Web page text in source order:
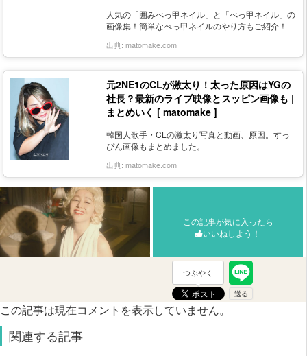
人気の「囲みべっ甲ネイル」と「べっ甲ネイル」の
画像集！簡単なべっ甲ネイルのやり方もご紹介！
出典: matomake.com
元2NE1のCLが激太り！太った原因はYGの
社長？最新のライブ映像とスッピン画像も |
まとめいく [ matomake ]
韓国人歌手・CLの激太り写真と動画、原因。すっ
ぴん画像もまとめました。
出典: matomake.com
この記事が気に入ったら
いいねしよう！
つぶやく
この記事は現在コメントを表示していません。
関連する記事